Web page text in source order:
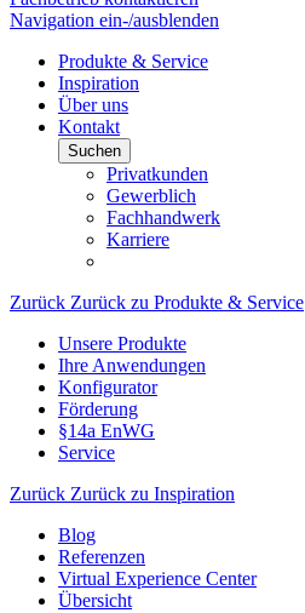
Navigation ein-/ausblenden
Produkte & Service
Inspiration
Über uns
Kontakt
Suchen
Privatkunden
Gewerblich
Fachhandwerk
Karriere
Zurück Zurück zu Produkte & Service
Unsere Produkte
Ihre Anwendungen
Konfigurator
Förderung
§14a EnWG
Service
Zurück Zurück zu Inspiration
Blog
Referenzen
Virtual Experience Center
Übersicht